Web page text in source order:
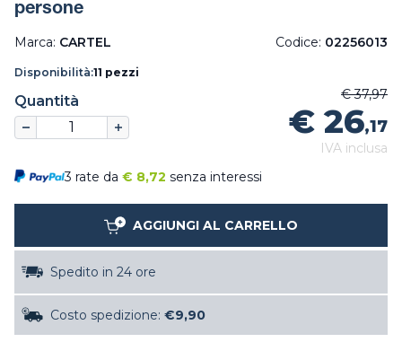
persone
Marca: CARTEL Codice: 02256013
Disponibilità:11 pezzi
Quantità € 37,97
€ 26,17
IVA inclusa
3 rate da € 8,72 senza interessi
AGGIUNGI AL CARRELLO
Spedito in 24 ore
Costo spedizione: €9,90